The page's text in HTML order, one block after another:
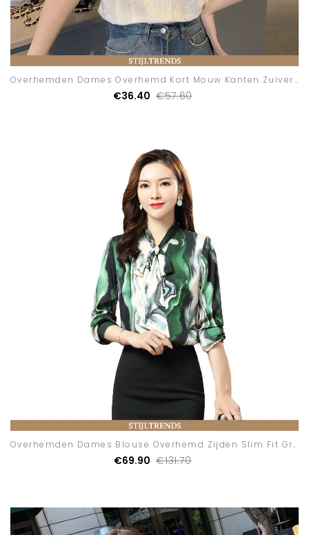
Overhemden Dames Overhemd Kort Mouw Kanten Zuiver Wit
€36.40 €57.60
Overhemden Dames Blouse Overhemd Zijden Slim Fit Groen
€69.90 €131.70